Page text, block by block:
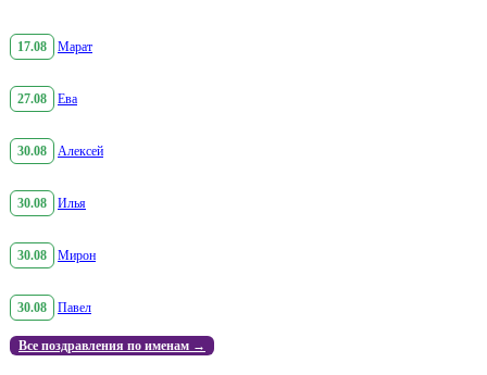
17.08 Марат
27.08 Ева
30.08 Алексей
30.08 Илья
30.08 Мирон
30.08 Павел
Все поздравления по именам →